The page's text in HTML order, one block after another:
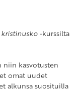
-kurssilta
niin kasvotusten
omat uudet
alkunsa suosituilla